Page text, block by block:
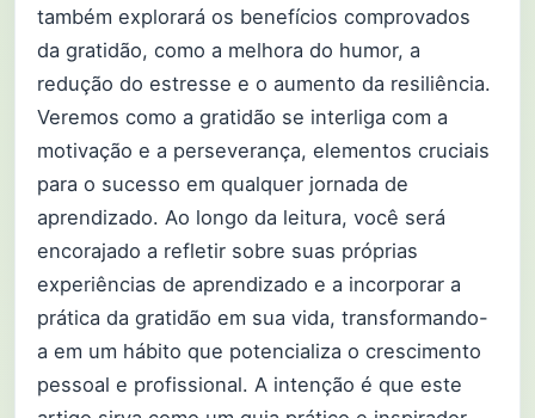
também explorará os benefícios comprovados
da gratidão, como a melhora do humor, a
redução do estresse e o aumento da resiliência.
Veremos como a gratidão se interliga com a
motivação e a perseverança, elementos cruciais
para o sucesso em qualquer jornada de
aprendizado. Ao longo da leitura, você será
encorajado a refletir sobre suas próprias
experiências de aprendizado e a incorporar a
prática da gratidão em sua vida, transformando-
a em um hábito que potencializa o crescimento
pessoal e profissional. A intenção é que este